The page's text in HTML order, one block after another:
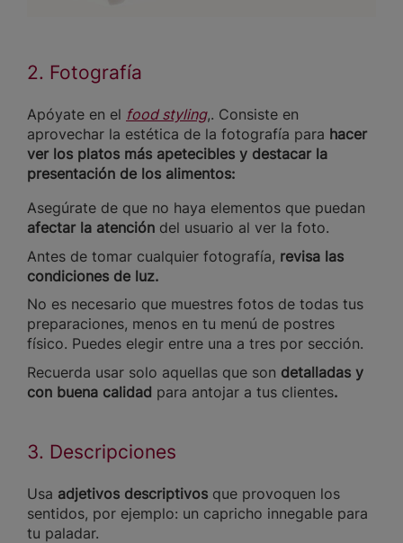
2. Fotografía
Apóyate en el food styling,. Consiste en
aprovechar la estética de la fotografía para hacer
ver los platos más apetecibles y destacar la
presentación de los alimentos:
Asegúrate de que no haya elementos que puedan
afectar la atención del usuario al ver la foto.
Antes de tomar cualquier fotografía, revisa las
condiciones de luz.
No es necesario que muestres fotos de todas tus
preparaciones, menos en tu menú de postres
físico. Puedes elegir entre una a tres por sección.
Recuerda usar solo aquellas que son detalladas y
con buena calidad para antojar a tus clientes.
3. Descripciones
Usa adjetivos descriptivos que provoquen los
sentidos, por ejemplo: un capricho innegable para
tu paladar.